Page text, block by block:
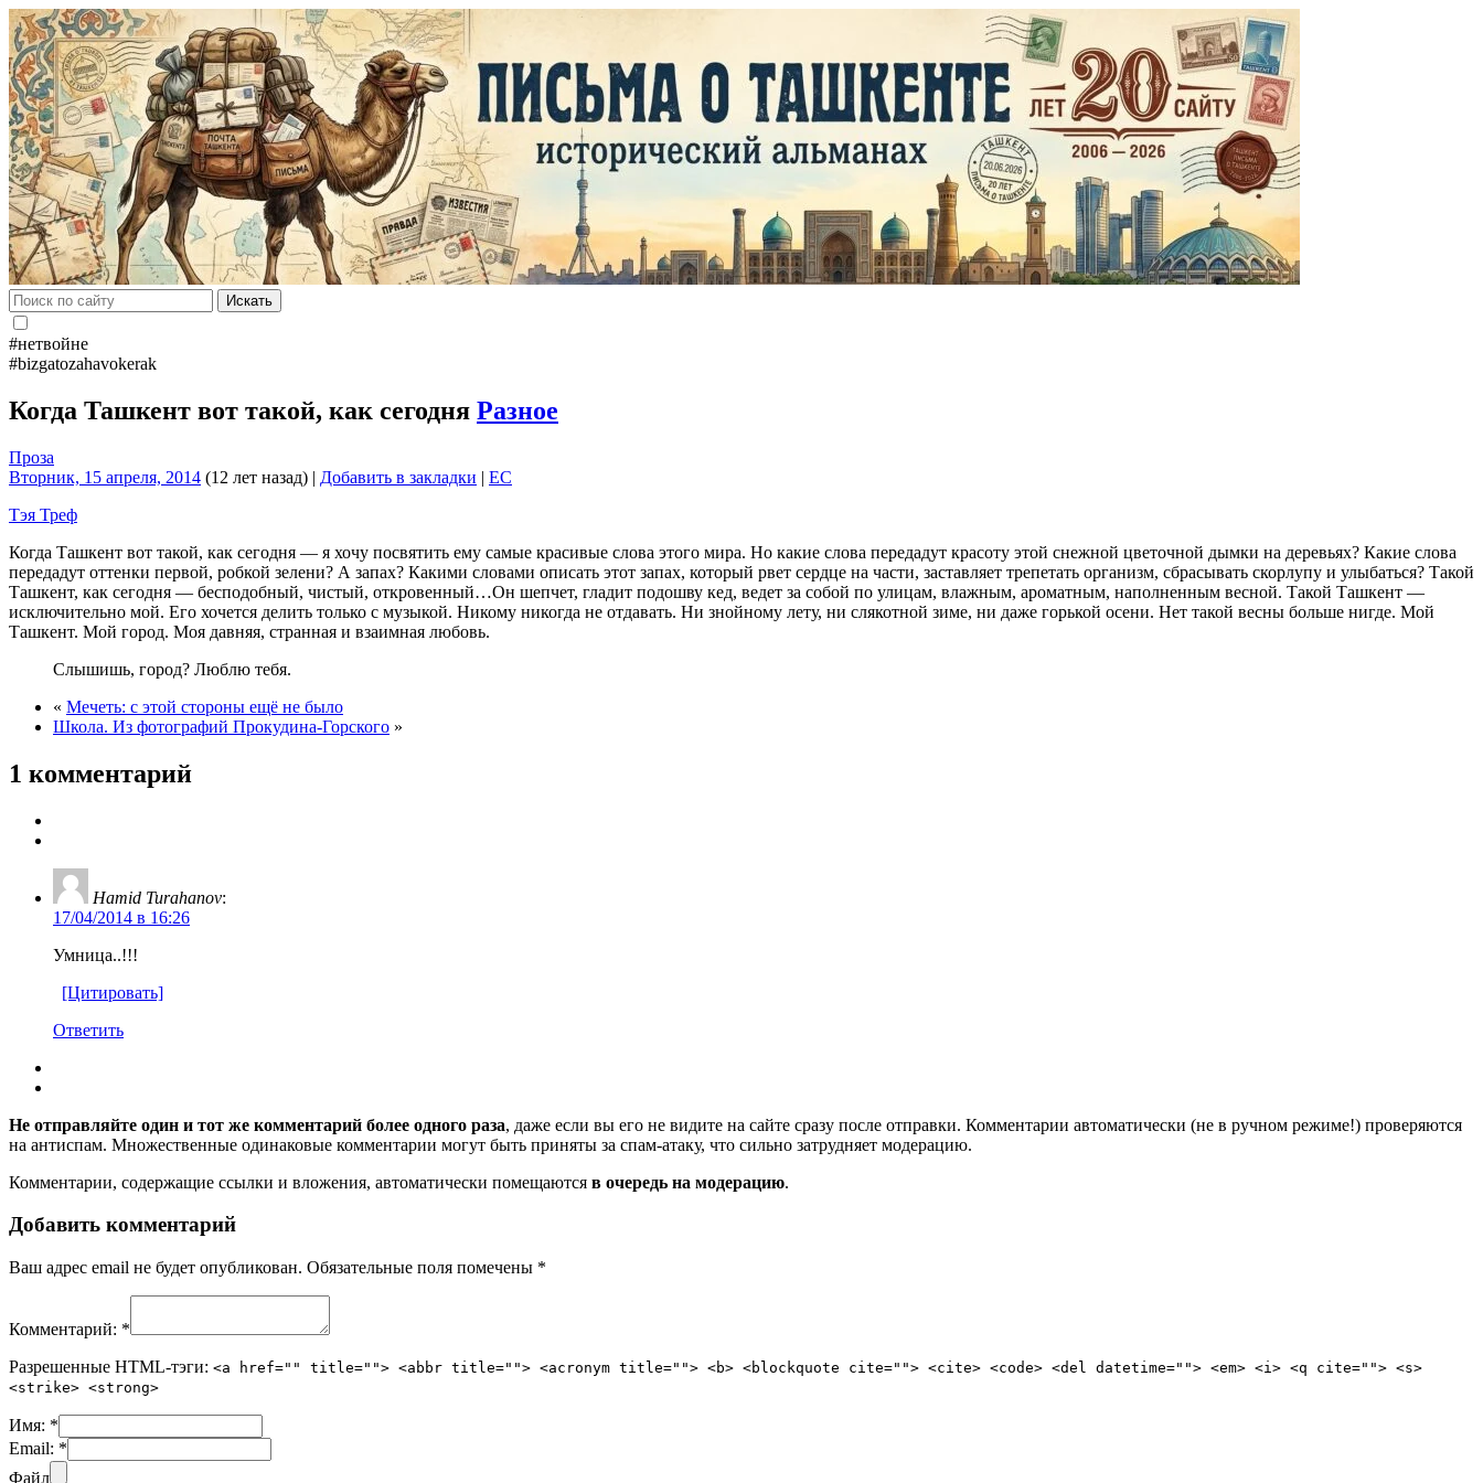
Искать
#нетвойне
#bizgatozahavokerak
Когда Ташкент вот такой, как сегодня Разное
Проза
Вторник, 15 апреля, 2014 (12 лет назад) | Добавить в закладки | EC
Тэя Треф
Когда Ташкент вот такой, как сегодня — я хочу посвятить ему самые красивые слова этого мира. Но какие слова передадут красоту этой снежной цветочной дымки на деревьях? Какие слова
передадут оттенки первой, робкой зелени? А запах? Какими словами описать этот запах, который рвет сердце на части, заставляет трепетать организм, сбрасывать скорлупу и улыбаться? Такой
Ташкент, как сегодня — бесподобный, чистый, откровенный…Он шепчет, гладит подошву кед, ведет за собой по улицам, влажным, ароматным, наполненным весной. Такой Ташкент —
исключительно мой. Его хочется делить только с музыкой. Никому никогда не отдавать. Ни знойному лету, ни слякотной зиме, ни даже горькой осени. Нет такой весны больше нигде. Мой
Ташкент. Мой город. Моя давняя, странная и взаимная любовь.
Слышишь, город? Люблю тебя.
« Мечеть: с этой стороны ещё не было
Школа. Из фотографий Прокудина-Горского »
1 комментарий
Hamid Turahanov:
17/04/2014 в 16:26
Умница..!!!
[Цитировать]
Ответить
Не отправляйте один и тот же комментарий более одного раза, даже если вы его не видите на сайте сразу после отправки. Комментарии автоматически (не в ручном режиме!) проверяются
на антиспам. Множественные одинаковые комментарии могут быть приняты за спам-атаку, что сильно затрудняет модерацию.
Комментарии, содержащие ссылки и вложения, автоматически помещаются в очередь на модерацию.
Добавить комментарий
Ваш адрес email не будет опубликован. Обязательные поля помечены *
Комментарий: *
Разрешенные HTML-тэги: <a href="" title=""> <abbr title=""> <acronym title=""> <b> <blockquote cite=""> <cite> <code> <del datetime=""> <em> <i> <q cite=""> <s>
<strike> <strong>
Имя: *
Email: *
Файл